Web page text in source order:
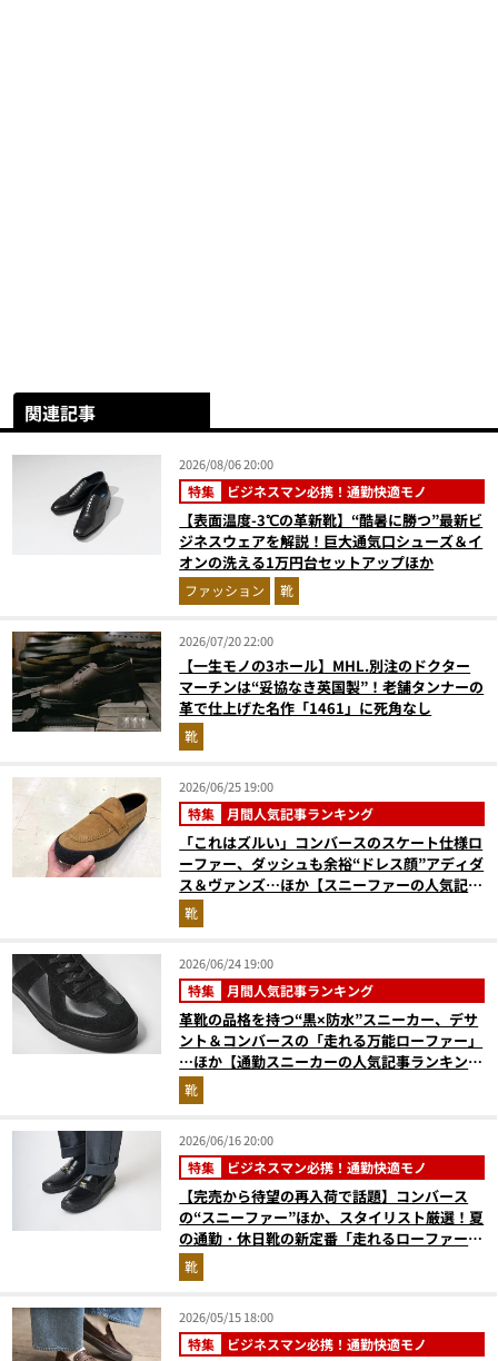
関連記事
2026/08/06 20:00
特集 ビジネスマン必携！通勤快適モノ
【表面温度-3℃の革新靴】“酷暑に勝つ”最新ビ
ジネスウェアを解説！巨大通気口シューズ＆イ
オンの洗える1万円台セットアップほか
ファッション 靴
2026/07/20 22:00
【一生モノの3ホール】MHL.別注のドクター
マーチンは“妥協なき英国製”！老舗タンナーの
革で仕上げた名作「1461」に死角なし
靴
2026/06/25 19:00
特集 月間人気記事ランキング
「これはズルい」コンバースのスケート仕様ロ
ーファー、ダッシュも余裕“ドレス顔”アディダ
ス＆ヴァンズ…ほか【スニーファーの人気記事
ランキングベスト3】（2026年5月版）
靴
2026/06/24 19:00
特集 月間人気記事ランキング
革靴の品格を持つ“黒×防水”スニーカー、デサ
ント＆コンバースの「走れる万能ローファー」
…ほか【通勤スニーカーの人気記事ランキング
ベスト3】（2026年5月版）
靴
2026/06/16 20:00
特集 ビジネスマン必携！通勤快適モノ
【完売から待望の再入荷で話題】コンバース
の“スニーファー”ほか、スタイリスト厳選！夏
の通勤・休日靴の新定番「走れるローファー」
6選
靴
2026/05/15 18:00
特集 ビジネスマン必携！通勤快適モノ